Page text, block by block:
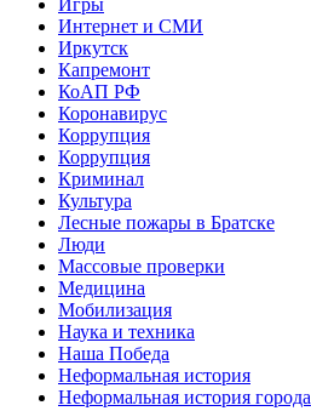
Интернет и СМИ
Иркутск
Капремонт
КоАП РФ
Коронавирус
Коррупция
Коррупция
Криминал
Культура
Лесные пожары в Братске
Люди
Массовые проверки
Медицина
Мобилизация
Наука и техника
Наша Победа
Неформальная история
Неформальная история города